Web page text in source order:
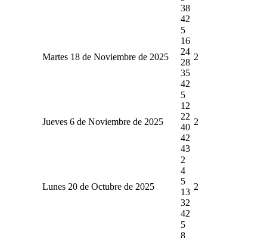
38
42
Martes 18 de Noviembre de 2025
5
16
24
28
35
42
2
Jueves 6 de Noviembre de 2025
5
12
22
40
42
43
2
Lunes 20 de Octubre de 2025
2
4
5
13
32
42
2
5
8